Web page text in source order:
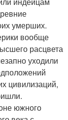
умерших.
вообще
расцвета
уходили
цивилизаций,
южного